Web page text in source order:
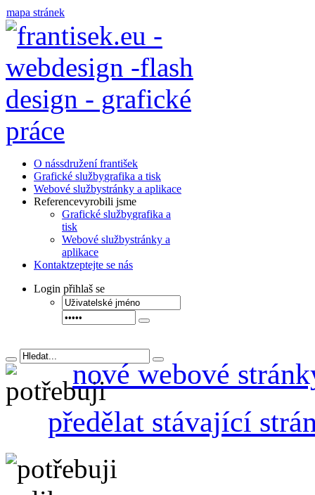
mapa stránek
O nássdružení františek
Grafické službygrafika a tisk
Webové službystránky a aplikace
Referencevyrobili jsme
Grafické službygrafika a
tisk
Webové službystránky a
aplikace
Kontaktzeptejte se nás
Login přihlaš se
nové webové
předělat stávající